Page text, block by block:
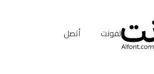
الفونت أتصل